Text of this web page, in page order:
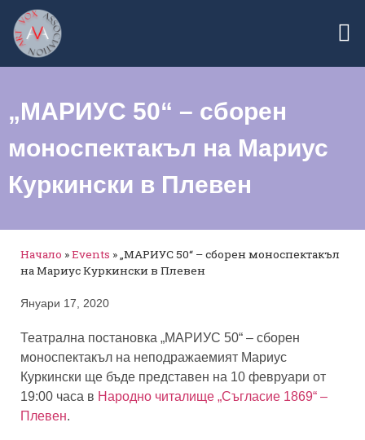
„МАРИУС 50“ – сборен
моноспектакъл на Мариус
Куркински в Плевен
Начало »Events » „МАРИУС 50“ – сборен моноспектакъл
на Мариус Куркински в Плевен
Януари 17, 2020
Театрална постановка „МАРИУС 50“ – сборен
моноспектакъл на неподражаемият Мариус
Куркински ще бъде представен на 10 февруари от
19:00 часа в Народно читалище „Съгласие 1869“ –
Плевен.